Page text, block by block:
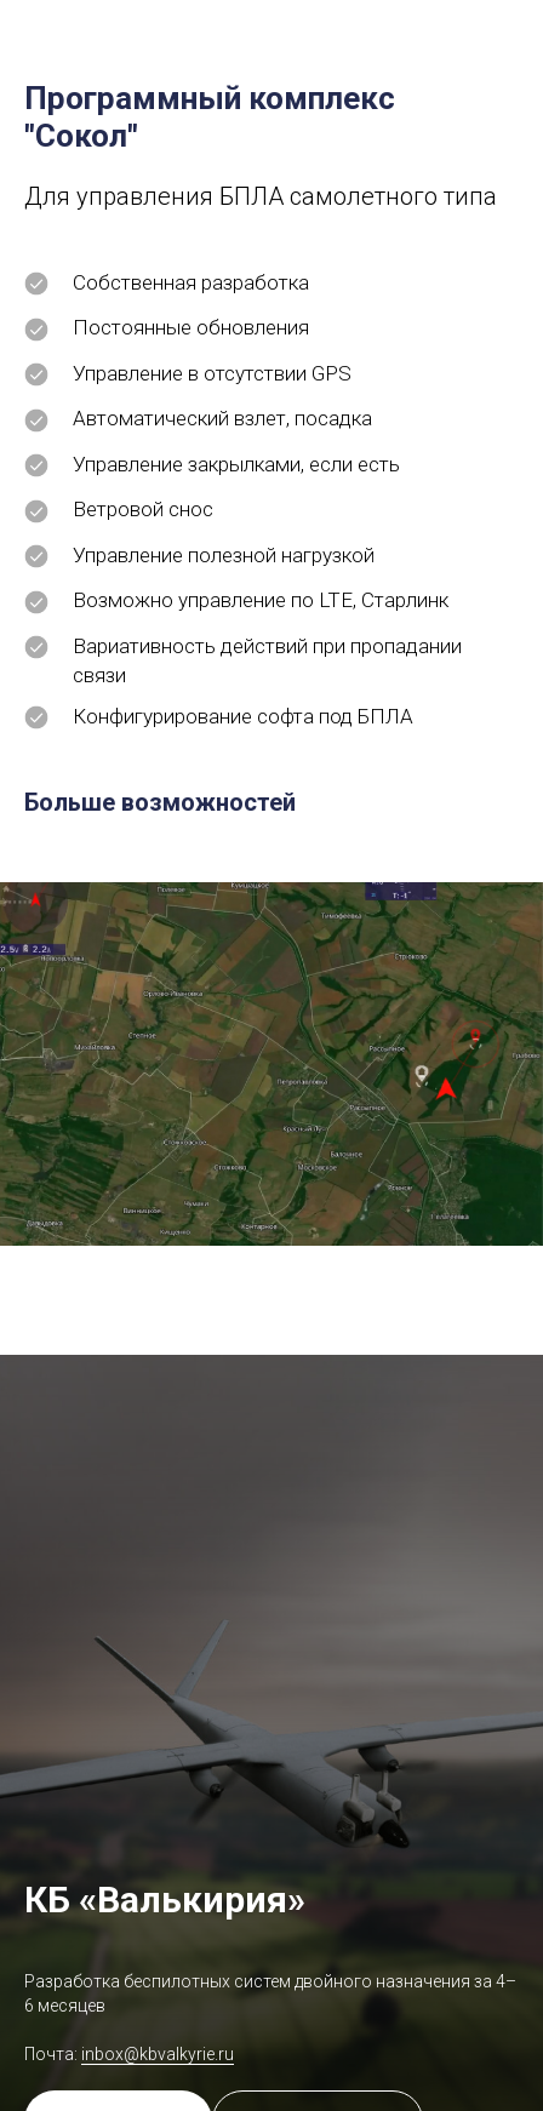
Программный комплекс
"Сокол"
Для управления БПЛА самолетного типа
Собственная разработка
Постоянные обновления
Управление в отсутствии GPS
Автоматический взлет, посадка
Управление закрылками, если есть
Ветровой снос
Управление полезной нагрузкой
Возможно управление по LTE, Старлинк
Вариативность действий при пропадании
связи
Конфигурирование софта под БПЛА
Больше возможностей
КБ «Валькирия»
Разработка беспилотных систем двойного назначения за 4–
6 месяцев
Почта: inbox@kbvalkyrie.ru